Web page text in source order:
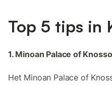
Top 5 tips in
1. Minoan Palace of
Het Minoan Palace of